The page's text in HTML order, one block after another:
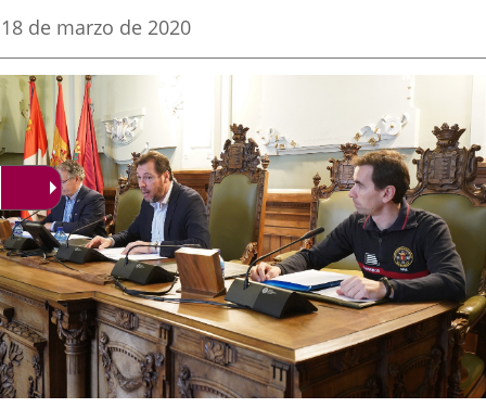
aplicaciónaplicación
externa.
Fecha
la
noticia
18 de marzo de 2020